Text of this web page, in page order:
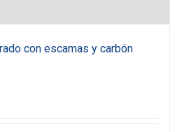
con escamas y carbón